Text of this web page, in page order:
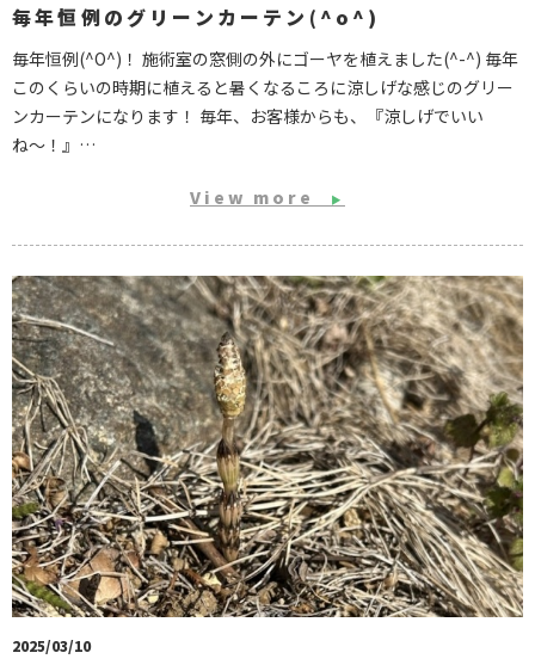
毎年恒例のグリーンカーテン(^o^)
毎年恒例(^O^)！ 施術室の窓側の外にゴーヤを植えました(^-^) 毎年
このくらいの時期に植えると暑くなるころに涼しげな感じのグリー
ンカーテンになります！ 毎年、お客様からも、『涼しげでいい
ね〜！』…
View more ▶
2025/03/10